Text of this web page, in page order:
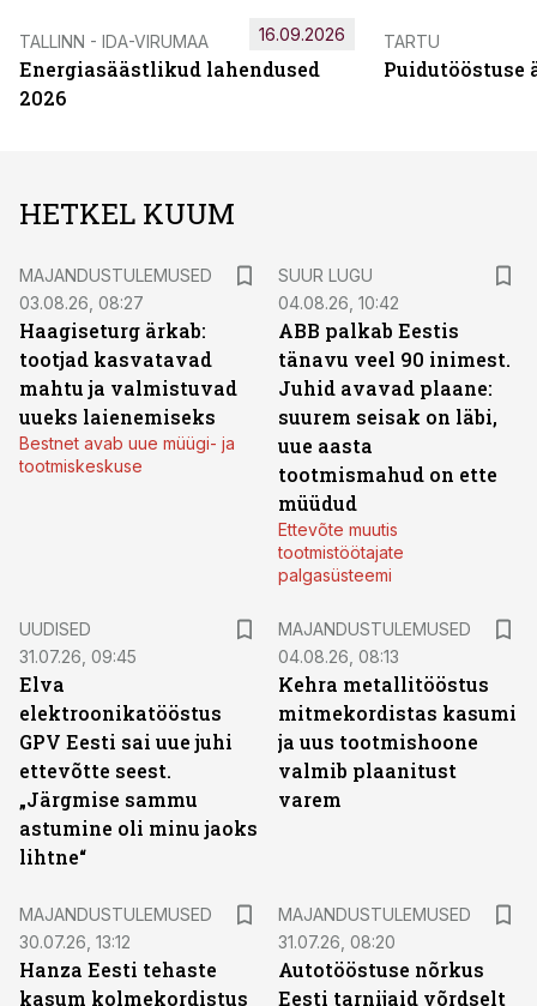
TALLINN - IDA-VIRUMAA
Energiasäästlikud lahendused
2026
16.09.2026 TARTU
Puidutööstuse
HETKEL KUUM
MAJANDUSTULEMUSED
03.08.26, 08:27
Haagiseturg ärkab:
tootjad kasvatavad
mahtu ja valmistuvad
uueks laienemiseks
Bestnet avab uue müügi- ja
tootmiskeskuse
SUUR LUGU
04.08.26, 10:42
ABB palkab Eestis
tänavu veel 90 inimest.
Juhid avavad plaane:
suurem seisak on läbi,
uue aasta
tootmismahud on ette
müüdud
Ettevõte muutis
tootmistöötajate
palgasüsteemi
UUDISED
31.07.26, 09:45
Elva
elektroonikatööstus
GPV Eesti sai uue juhi
ettevõtte seest.
„Järgmise sammu
astumine oli minu jaoks
lihtne“
MAJANDUSTULEMUSED
04.08.26, 08:13
Kehra metallitööstus
mitmekordistas kasumi
ja uus tootmishoone
valmib plaanitust
varem
MAJANDUSTULEMUSED
30.07.26, 13:12
Hanza Eesti tehaste
kasum kolmekordistus
MAJANDUSTULEMUSED
31.07.26, 08:20
Autotööstuse nõrkus
Eesti tarnijaid võrdselt